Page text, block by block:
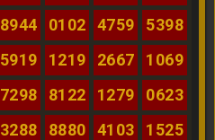
8944 0102 4759
5398
5919 1219 2667
1069
7298 8122 1279
0623
3288 8880 4103
1525